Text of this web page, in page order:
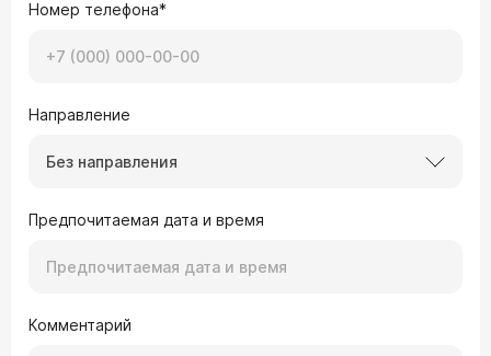
Номер телефона*
Направление
Без направления
Предпочитаемая дата и время
Комментарий